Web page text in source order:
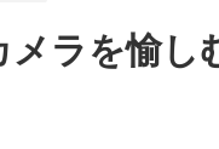
メラを愉し